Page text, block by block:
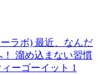
ラボ) 最近、なんだ
溜め込まない習慣
ーゴーイット 1